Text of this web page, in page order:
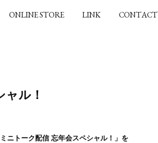
ONLINE STORE LINK CONTACT
ル！
ニトーク配信 忘年会スペシャル！」を